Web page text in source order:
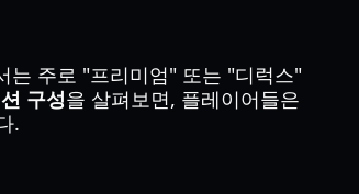
는 주로 "프리미엄" 또는 "디럭스"
구성을 살펴보면, 플레이어들은
.